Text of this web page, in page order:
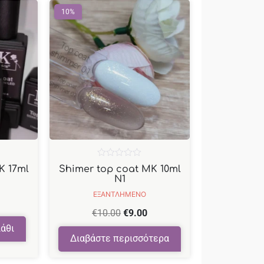
17ml
10%
ΕΞΑΝΤΛΗΜΕΝΟ
Shimer top coat MK 10ml
N1
€10.00 €9.00
Διαβάστε περισσότερα
Βαθμολογήθηκε
με
5